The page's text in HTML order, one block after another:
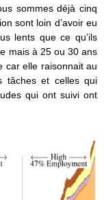
sommes déjà cinq
sont loin d’avoir eu
lents que ce qu’ils
mais à 25 ou 30 ans
car elle raisonnait au
tâches et celles qui
qui ont suivi ont